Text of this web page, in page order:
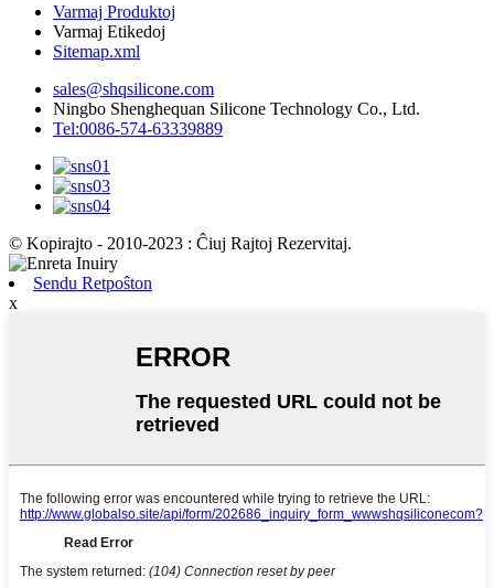
Varmaj Produktoj
Varmaj Etikedoj
Sitemap.xml
sales@shqsilicone.com
Ningbo Shenghequan Silicone Technology Co., Ltd.
Tel:0086-574-63339889
© Kopirajto - 2010-2023 : Ĉiuj Rajtoj Rezervitaj.
Sendu Retpoŝton
x